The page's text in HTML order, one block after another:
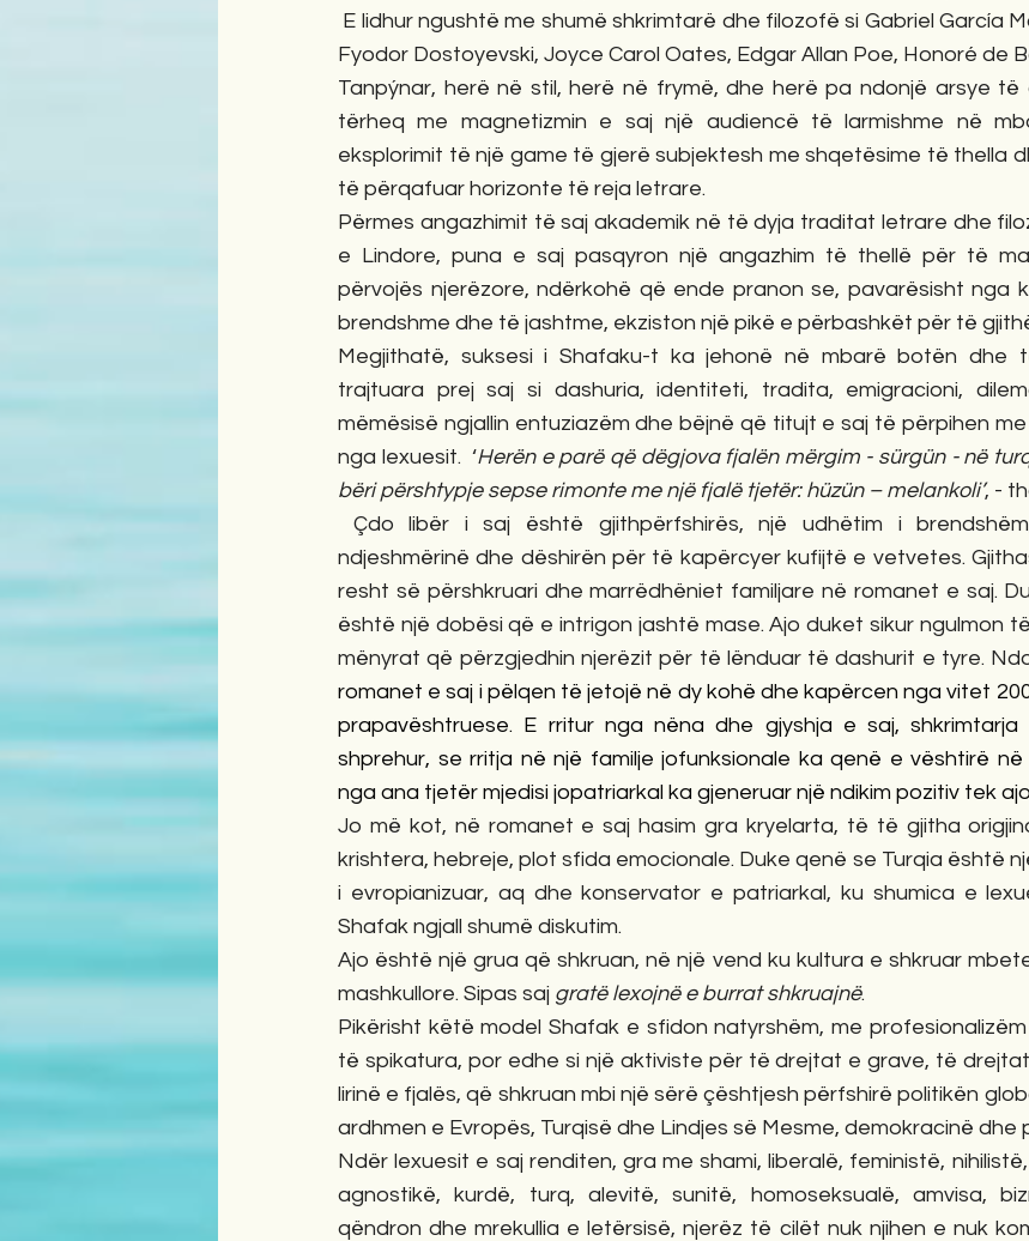
Fyodor Dostoyevski, Joyce Carol Oates, Edgar Allan Poe, Honoré de
Tanpýnar, herë në stil, herë në frymë, dhe herë pa ndonjë arsye të
tërheq me magnetizmin e saj një audiencë të larmishme në
eksplorimit të një game të gjerë subjektesh me shqetësime të thella
të përqafuar horizonte të reja letrare.
Përmes angazhimit të saj akademik në të dyja traditat letrare dhe
e Lindore, puna e saj pasqyron një angazhim të thellë për të
përvojës njerëzore, ndërkohë që ende pranon se, pavarësisht nga
brendshme dhe të jashtme, ekziston një pikë e përbashkët për të
Megjithatë, suksesi i Shafaku-t ka jehonë në mbarë botën dhe
trajtuara prej saj si dashuria, identiteti, tradita, emigracioni,
mëmësisë ngjallin entuziazëm dhe bëjnë që titujt e saj të përpihen
nga lexuesit.  ‘Herën e parë që dëgjova fjalën mërgim - sürgün - në
bëri përshtypje sepse rimonte me një fjalë tjetër: hüzün – melankoli’, -
ndjeshmërinë dhe dëshirën për të kapërcyer kufijtë e vetvetes.
resht së përshkruari dhe marrëdhëniet familjare në romanet e saj.
është një dobësi që e intrigon jashtë mase. Ajo duket sikur ngulmon
mënyrat që përzgjedhin njerëzit për të lënduar të dashurit e tyre.
romanet e saj i pëlqen të jetojë në dy kohë dhe kapërcen nga vitet
prapavështruese. E rritur nga nëna dhe gjyshja e saj, shkrimtarja
shprehur, se rritja në një familje jofunksionale ka qenë e vështirë
nga ana tjetër mjedisi jopatriarkal ka gjeneruar një ndikim pozitiv tek
Jo më kot, në romanet e saj hasim gra kryelarta, të të gjitha
krishtera, hebreje, plot sfida emocionale. Duke qenë se Turqia është
i evropianizuar, aq dhe konservator e patriarkal, ku shumica e
Shafak ngjall shumë diskutim.
Ajo është një grua që shkruan, në një vend ku kultura e shkruar
mashkullore. Sipas saj gratë lexojnë e burrat shkruajnë.
Pikërisht këtë model Shafak e sfidon natyrshëm, me
të spikatura, por edhe si një aktiviste për të drejtat e grave, të
lirinë e fjalës, që shkruan mbi një sërë çështjesh përfshirë politikën
ardhmen e Evropës, Turqisë dhe Lindjes së Mesme, demokracinë dhe
Ndër lexuesit e saj renditen, gra me shami, liberalë, feministë,
agnostikë, kurdë, turq, alevitë, sunitë, homoseksualë, amvisa,
qëndron dhe mrekullia e letërsisë, njerëz të cilët nuk njihen e nuk